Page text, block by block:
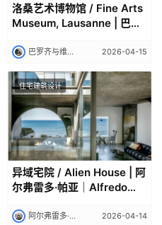
洛桑艺术博物馆 / Fine Arts
Museum, Lausanne | 巴罗
巴罗齐与维加建筑事务所｜Barozzi Veiga 2026-04-15
住宅建筑设计
异域宅院 / Alien House | 阿
尔弗雷多·帕亚｜Alfredo
阿尔弗雷多·帕亚｜Alfredo Payá 2026-04-14